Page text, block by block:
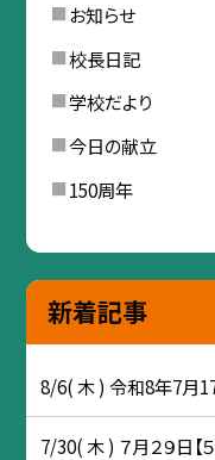
お知らせ
校長日記
学校だより
今日の献立
150周年
新着記事
8/6( 木 ) 令和8年7月17
7/30( 木 ) ７月２９日【